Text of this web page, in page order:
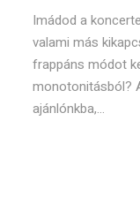
Imádod a
valami más
frappáns módot
monotonitásból?
ajánlónkba,...